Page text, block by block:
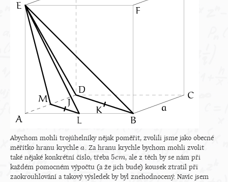
Abychom mohli trojúhelníky nějak poměřit, zvolili jsme jako obecné
měřítko hranu krychle a
a. Za hranu krychle bychom mohli zvolit
také nějaké konkrétní číslo, třeba 5cm
5cm , ale z těch by se nám při
každém pomocném výpočtu (a že jich bude) kousek ztratil při
zaokrouhlování a takový výsledek by byl znehodnocený. Navíc jsem